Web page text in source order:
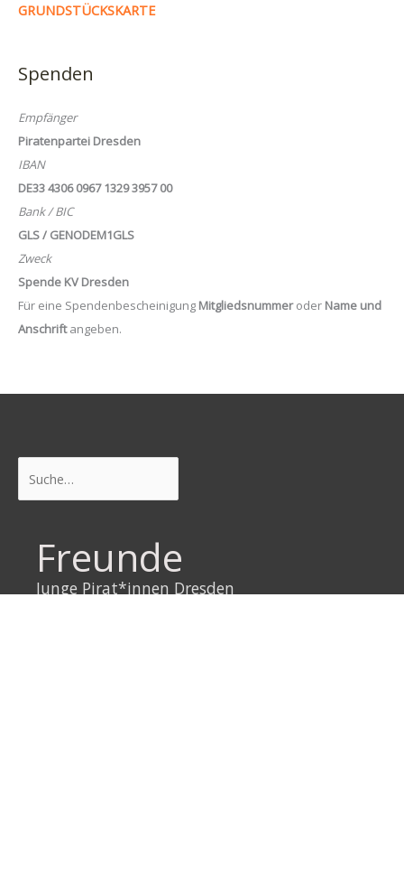
GRUNDSTÜCKSKARTE
Spenden
Empfänger
Piratenpartei Dresden
IBAN
DE33 4306 0967 1329 3957 00
Bank / BIC
GLS / GENODEM1GLS
Zweck
Spende KV Dresden
Für eine Spendenbescheinigung Mitgliedsnummeroder Name und
Anschriftangeben.
Freunde
Junge Pirat*innen Dresden